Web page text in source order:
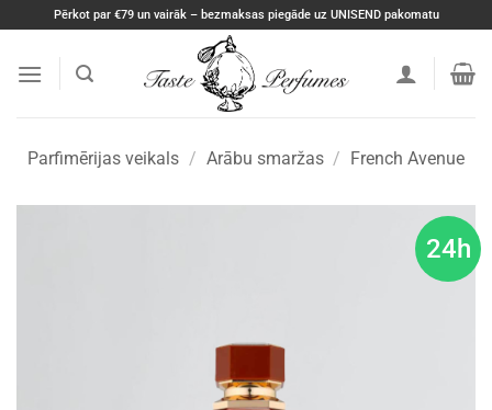
content
Pērkot par €79 un vairāk – bezmaksas piegāde uz UNISEND pakomatu
Parfimērijas veikals / Arābu smaržas / French Avenue
24h